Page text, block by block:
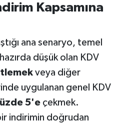
Kapsamına
ana senaryo, temel
düşük olan KDV
veya diğer
uygulanan genel KDV
5'eçekmek.
indirimin doğrudan